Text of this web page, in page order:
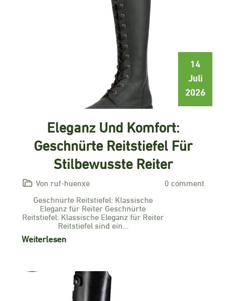
14
Juli
2026
Eleganz Und Komfort:
Geschnürte Reitstiefel Für
Stilbewusste Reiter
Von ruf-huenxe
0 comment
Geschnürte Reitstiefel: Klassische
Eleganz für Reiter Geschnürte
Reitstiefel: Klassische Eleganz für Reiter
Reitstiefel sind ein…
Weiterlesen